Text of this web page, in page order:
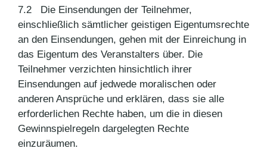
7.2 Die Einsendungen der Teilnehmer,
einschließlich sämtlicher geistigen Eigentumsrechte
an den Einsendungen, gehen mit der Einreichung in
das Eigentum des Veranstalters über. Die
Teilnehmer verzichten hinsichtlich ihrer
Einsendungen auf jedwede moralischen oder
anderen Ansprüche und erklären, dass sie alle
erforderlichen Rechte haben, um die in diesen
Gewinnspielregeln dargelegten Rechte
einzuräumen.